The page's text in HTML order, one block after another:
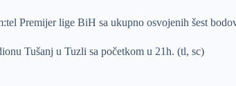
Premijer lige BiH sa ukupno osvojenih šest
Tušanj u Tuzli sa početkom u 21h. (tl, sc)